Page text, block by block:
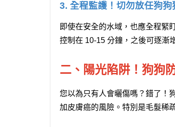
3. 全程監護！切勿放任狗狗
即使在安全的水域，也應全程緊
控制在 10-15 分鐘，之後可逐漸
二、陽光陷阱！狗狗
您以為只有人會曬傷嗎？錯了！
加皮膚癌的風險。特別是毛髮稀